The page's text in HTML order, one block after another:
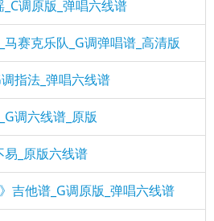
调原版_弹唱六线谱
赛克乐队_G调弹唱谱_高清版
指法_弹唱六线谱
调六线谱_原版
_原版六线谱
吉他谱_G调原版_弹唱六线谱